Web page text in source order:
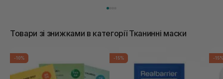
Товари зі знижками в категорії Тканинні маски
-10% -15% -